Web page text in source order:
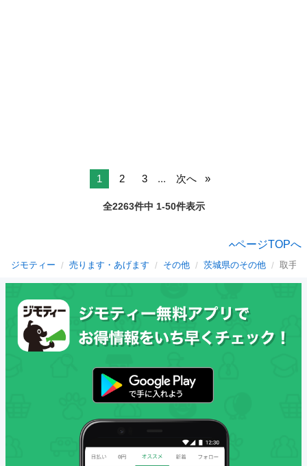
1 2 3 ... 次へ
全2263件中 1-50件表示
ページTOPへ
ジモティー 売ります・あげます その他 茨城県のその他 取手